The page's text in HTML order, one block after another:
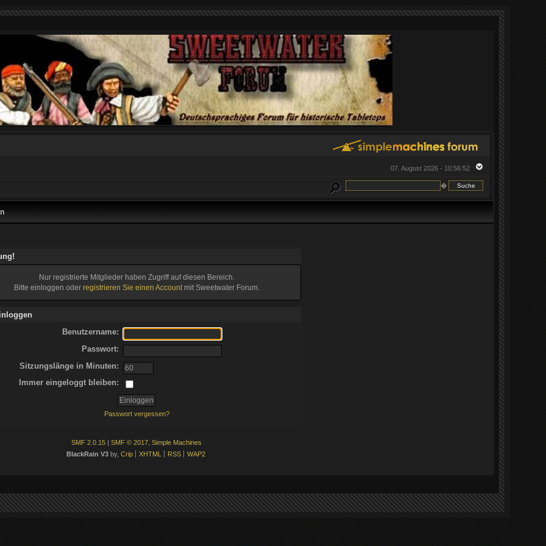
07. August 2026 - 10:56:52
�
Nur registrierte Mitglieder haben Zugriff auf diesen Bereich.
Bitte einloggen oder registrieren Sie einen Accountmit Sweetwater Forum.
Benutzername:
Passwort:
Sitzungslänge in Minuten:
Immer eingeloggt bleiben:
Passwort vergessen?
SMF 2.0.15 | SMF © 2017 Simple Machines
BlackRain V3 by, Crip XHTML RSS WAP2